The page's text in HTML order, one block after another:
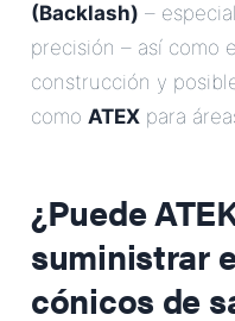
(Backlash) –
precisión – así como
construcción y
como ATEX para
¿Puede
suministrar
cónicos de